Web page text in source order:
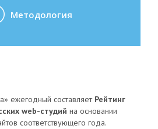
Методология
­ежегодный составляет Рейтинг
web-­студий на основании
соответствующего года.